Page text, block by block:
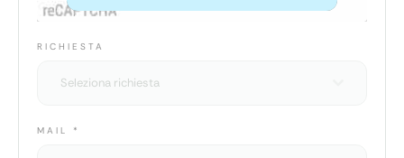
RICHIESTA
Seleziona richiesta
MAIL *